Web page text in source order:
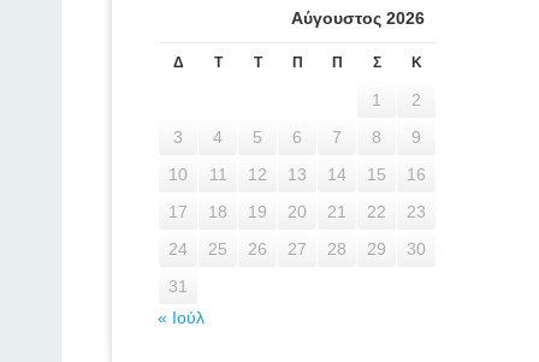
Αύγουστος 2026
Δ Τ Τ Π Π Σ Κ
1
2
3
4 5 6 7 8
9
10
11 12 13 14 15
16
17
18 19 20 21 22
23
24
25 26 27 28 29
30
31
« Ιούλ